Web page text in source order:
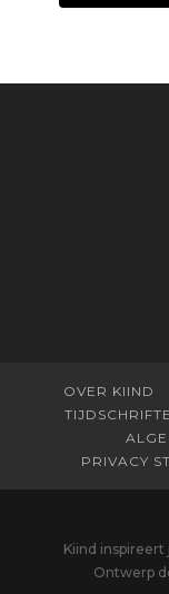
OVER KIIND
PRIVACY
Kiind
Ontwerp